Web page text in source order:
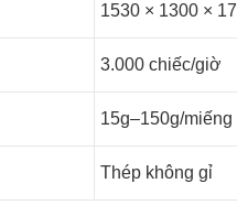
1530 × 1300 ×
3.000 chiếc/giờ
15g–150g/miếng
Thép không gỉ